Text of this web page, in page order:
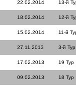
22.02.2014 13-й
18.02.2014 12-й
15.02.2014 11-й
27.11.2013 3-й Тур
17.02.2013 19 Тур
09.02.2013 18 Тур